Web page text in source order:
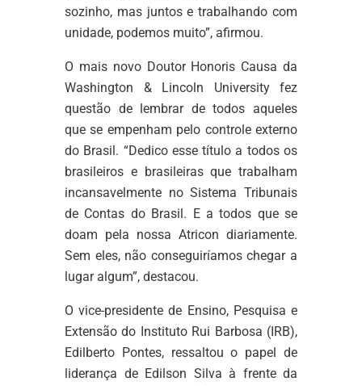
sozinho, mas juntos e trabalhando com
unidade, podemos muito”, afirmou.
O mais novo Doutor Honoris Causa da
Washington & Lincoln University fez
questão de lembrar de todos aqueles
que se empenham pelo controle externo
do Brasil. “Dedico esse título a todos os
brasileiros e brasileiras que trabalham
incansavelmente no Sistema Tribunais
de Contas do Brasil. E a todos que se
doam pela nossa Atricon diariamente.
Sem eles, não conseguiríamos chegar a
lugar algum”, destacou.
O vice-presidente de Ensino, Pesquisa e
Extensão do Instituto Rui Barbosa (IRB),
Edilberto Pontes, ressaltou o papel de
liderança de Edilson Silva à frente da